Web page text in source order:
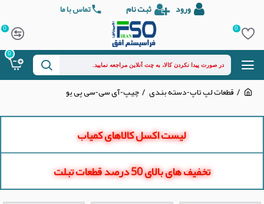
ورود ثبت نام تماس با ما
0
0
0
قطعات لپ تاپ-دسته بندی چیپ-آی سی-سی پی یو
لیست اکسل کالاهای کمیاب
تخفیف های بالای 50 درصد قطعات تبلت